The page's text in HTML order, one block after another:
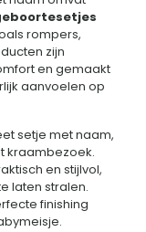
rompers,
zijn
en gemaakt
aanvoelen op
setje met naam,
kraambezoek.
en stijlvol,
laten stralen.
finishing